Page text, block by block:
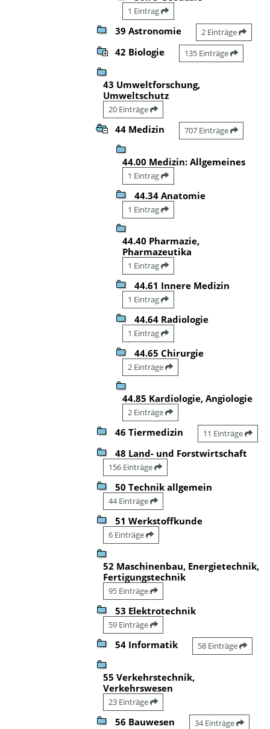
1 Eintrag
39 Astronomie 2 Einträge
42 Biologie 135 Einträge
43 Umweltforschung,
Umweltschutz
20 Einträge
44 Medizin 707 Einträge
44.00 Medizin: Allgemeines
1 Eintrag
44.34 Anatomie
1 Eintrag
44.40 Pharmazie,
Pharmazeutika
1 Eintrag
44.61 Innere Medizin
1 Eintrag
44.64 Radiologie
1 Eintrag
44.65 Chirurgie
2 Einträge
44.85 Kardiologie, Angiologie
2 Einträge
46 Tiermedizin 11 Einträge
48 Land- und Forstwirtschaft
156 Einträge
50 Technik allgemein
44 Einträge
51 Werkstoffkunde
6 Einträge
52 Maschinenbau, Energietechnik,
Fertigungstechnik
95 Einträge
53 Elektrotechnik
59 Einträge
54 Informatik 58 Einträge
55 Verkehrstechnik,
Verkehrswesen
23 Einträge
56 Bauwesen 34 Einträge